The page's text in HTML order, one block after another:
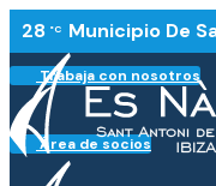
28 °C Municipio De
Trabaja con nosotros
Área de socios